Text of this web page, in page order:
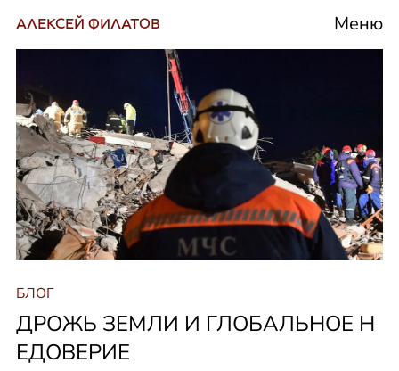
АЛЕКСЕЙ ФИЛАТОВ Меню
БЛОГ
ДРОЖЬ ЗЕМЛИ И ГЛОБАЛЬНОЕ Н
ЕДОВЕРИЕ